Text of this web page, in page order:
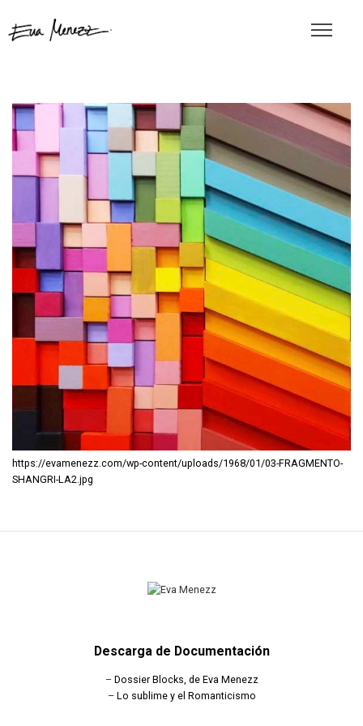
https://evamenezz.com/wp-content/uploads/1968/01/03-FRAGMENTO-
SHANGRI-LA2.jpg
Descarga de Documentación
– Dossier Blocks, de Eva Menezz
– Lo sublime y el Romanticismo